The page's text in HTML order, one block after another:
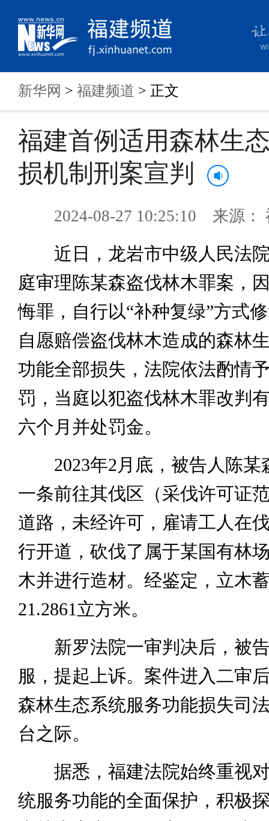
新华网 > 福建频道 > 正文
福建首例适用森林生
损机制刑案宣判
2024-08-27 10:25:10 来源：
近日，龙岩市中级人民法院
庭审理陈某森盗伐林木罪案，
悔罪，自行以“补种复绿”方式
自愿赔偿盗伐林木造成的森林
功能全部损失，法院依法酌情
罚，当庭以犯盗伐林木罪改判
六个月并处罚金。
2023年2月底，被告人陈某
一条前往其伐区（采伐许可证
道路，未经许可，雇请工人在
行开道，砍伐了属于某国有林
木并进行造材。经鉴定，立木
21.2861立方米。
新罗法院一审判决后，被告
服，提起上诉。案件进入二审
森林生态系统服务功能损失司
台之际。
据悉，福建法院始终重视对
统服务功能的全面保护，积极